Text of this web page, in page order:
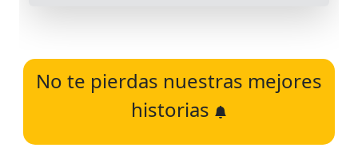
No te pierdas nuestras mejores
historias